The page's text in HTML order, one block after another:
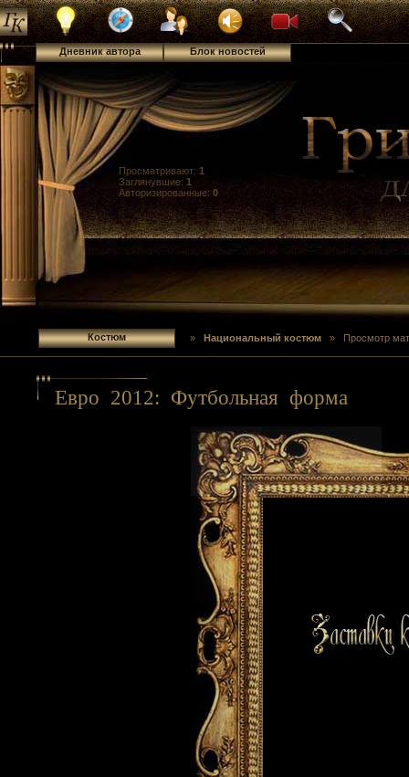
Костюм » Национальный костюм » Просмотр
Дневник автора Блок новостей
Просматривают: 1
Заглянувшие: 1
Авторизированные: 0
Евро 2012: Футбольная форма